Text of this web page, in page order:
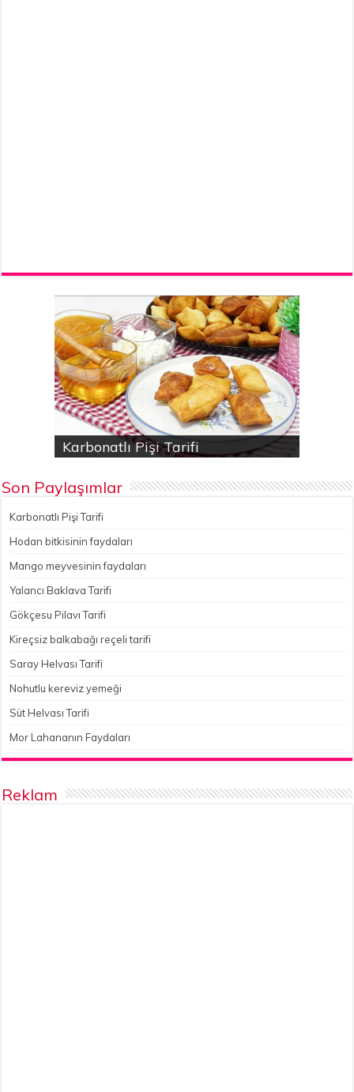
Karbonatlı Pişi Tarifi
Hodan bitkisinin faydaları
Yalancı Baklava Tarifi
Gökçesu Pilavı Tarifi
Nohutlu kereviz yemeği
Son Paylaşımlar
Karbonatlı Pişi Tarifi
Hodan bitkisinin faydaları
Mango meyvesinin faydaları
Yalancı Baklava Tarifi
Gökçesu Pilavı Tarifi
Kireçsiz balkabağı reçeli tarifi
Saray Helvası Tarifi
Nohutlu kereviz yemeği
Süt Helvası Tarifi
Mor Lahananın Faydaları
Reklam